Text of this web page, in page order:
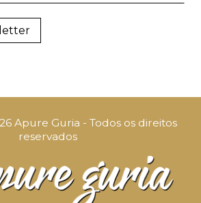
Apure Guria - Todos os direitos
reservados